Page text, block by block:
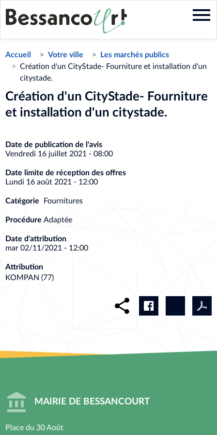
Aller
au
contenu
Accueil Votre ville
Les marchés publics
Création d'un CityStade- Fourniture et installation d'un
citystade.
Création d'un CityStade- Fourniture
et installation d'un citystade.
Date de publication de l'avis
Vendredi 16 juillet 2021 - 08:00
Date limite de réception des offres
Lundi 16 août 2021 - 12:00
Catégorie Fournitures
Procédure Adaptée
Date d'attribution
mar 02/11/2021 - 12:00
Attribution
KOMPAN (77)
MAIRIE DE BESSANCOURT
Place du 30 Août